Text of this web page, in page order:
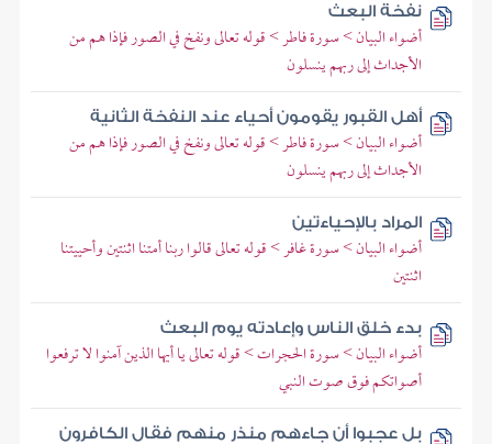
نفخة البعث
أضواء البيان > سورة فاطر > قوله تعالى ونفخ في الصور فإذا هم من
الأجداث إلى ربهم ينسلون
أهل القبور يقومون أحياء عند النفخة الثانية
أضواء البيان > سورة فاطر > قوله تعالى ونفخ في الصور فإذا هم من
الأجداث إلى ربهم ينسلون
المراد بالإحياءتين
أضواء البيان > سورة غافر > قوله تعالى قالوا ربنا أمتنا اثنتين وأحييتنا
اثنتين
بدء خلق الناس وإعادته يوم البعث
أضواء البيان > سورة الحجرات > قوله تعالى يا أيها الذين آمنوا لا ترفعوا
أصواتكم فوق صوت النبي
بل عجبوا أن جاءهم منذر منهم فقال الكافرون